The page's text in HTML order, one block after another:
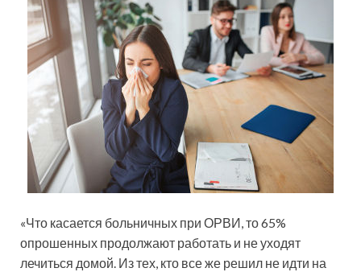
«Что касается больничных при ОРВИ, то 65%
опрошенных продолжают работать и не уходят
лечиться домой. Из тех, кто все же решил не идти на